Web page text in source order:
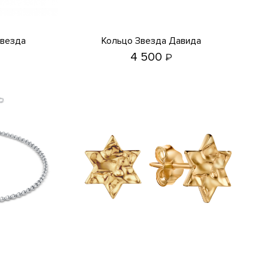
Кольцо Звезда Давида
4 500 ₽